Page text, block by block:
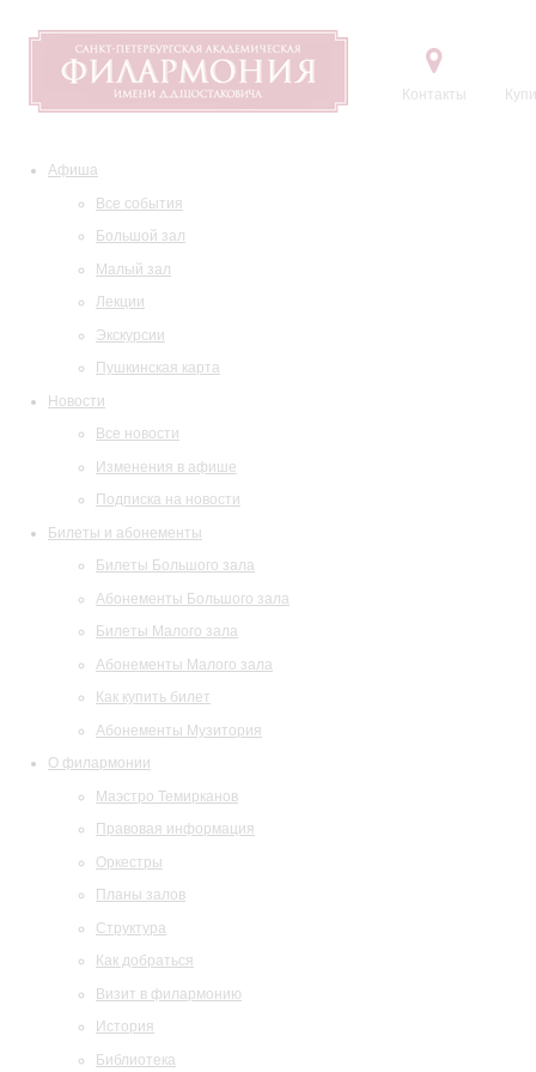
Контакты
Афиша
Все события
Большой зал
Малый зал
Лекции
Экскурсии
Пушкинская карта
Новости
Все новости
Изменения в афише
Подписка на новости
Билеты и абонементы
Билеты Большого зала
Абонементы Большого зала
Билеты Малого зала
Абонементы Малого зала
Как купить билет
Абонементы Музитория
О филармонии
Маэстро Темирканов
Правовая информация
Оркестры
Планы залов
Структура
Как добраться
Визит в филармонию
История
Библиотека